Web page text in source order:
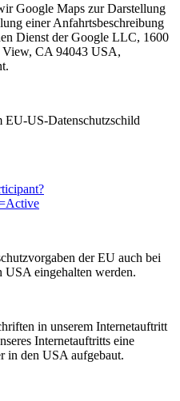
Google Maps zur Darstellung
einer Anfahrtsbeschreibung
Dienst der Google LLC, 1600
View, CA 94043 USA,
US-Datenschutzschild
der EU auch bei
USA eingehalten werden.
in unserem Internetauftritt
Internetauftritts eine
in den USA aufgebaut.